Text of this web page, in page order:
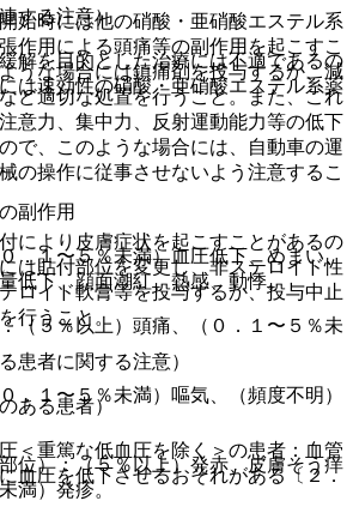
始時には他の硝酸・亜硝酸エステル系
作用による頭痛等の副作用を起こすこ
うな場合には鎮痛剤を投与するか、減
ど適切な処置を行うこと。また、これ
意力、集中力、反射運動能力等の低下
で、このような場合には、自動車の運
の操作に従事させないよう注意するこ
により皮膚症状を起こすことがあるの
は貼付部位を変更し、非ステロイド性
ロイド軟膏等を投与するか、投与中止
行うこと。
患者に関する注意）
ある患者）
＜重篤な低血圧を除く＞の患者：血管
血圧を低下させるおそれがある〔２．
する注意）
解を目的とした治療には不適であるの
は速効性の硝酸・亜硝酸エステル系薬
副作用
．１〜５％未満）血圧低下、めまい、
低下、顔面潮紅、熱感、動悸。
（５％以上）頭痛、（０．１〜５％未
．１〜５％未満）嘔気、（頻度不明）
位）：（５％以上）発赤、皮膚そう痒
満）発疹。